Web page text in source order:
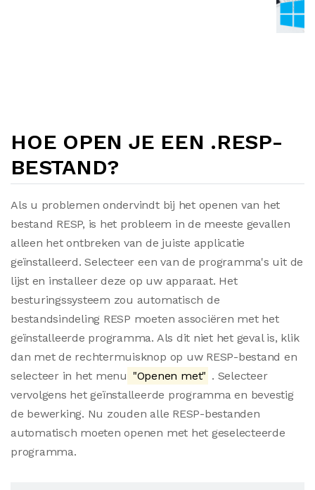
HOE OPEN JE EEN .RESP-
BESTAND?
Als u problemen ondervindt bij het openen van het
bestand RESP, is het probleem in de meeste gevallen
alleen het ontbreken van de juiste applicatie
geïnstalleerd. Selecteer een van de programma's uit de
lijst en installeer deze op uw apparaat. Het
besturingssysteem zou automatisch de
bestandsindeling RESP moeten associëren met het
geïnstalleerde programma. Als dit niet het geval is, klik
dan met de rechtermuisknop op uw RESP-bestand en
selecteer in het menu "Openen met" . Selecteer
vervolgens het geïnstalleerde programma en bevestig
de bewerking. Nu zouden alle RESP-bestanden
automatisch moeten openen met het geselecteerde
programma.